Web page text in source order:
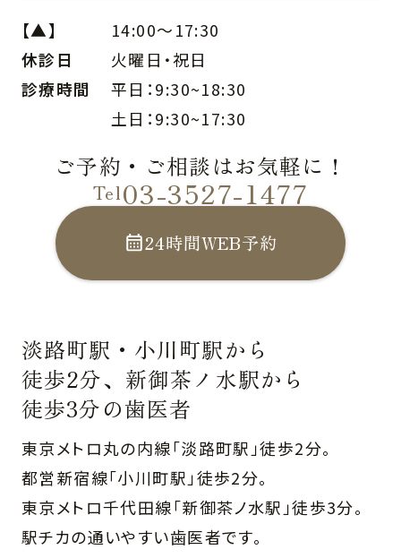
【▲】
14:00〜17:30
休診日
火曜日・祝日
診療時間
平日：9:30~18:30
土日：9:30~17:30
ご予約・ご相談はお気軽に！
Tel03-3527-1477
24時間WEB予約
淡路町駅・小川町駅から
徒歩2分、新御茶ノ水駅から
徒歩3分の歯医者
東京メトロ丸の内線「淡路町駅」徒歩2分。
都営新宿線「小川町駅」徒歩2分。
東京メトロ千代田線「新御茶ノ水駅」徒歩3分。
駅チカの通いやすい歯医者です。